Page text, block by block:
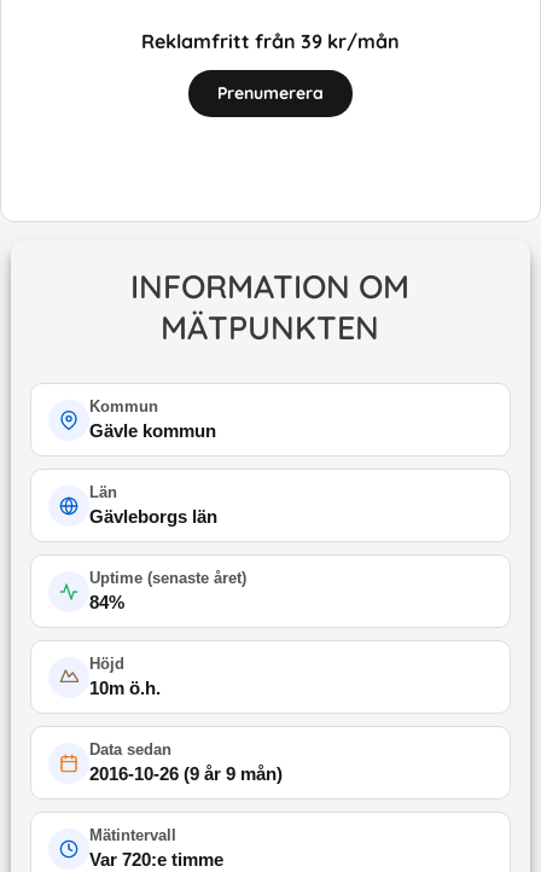
Reklamfritt från 39 kr/mån
Prenumerera
INFORMATION OM
MÄTPUNKTEN
Kommun
Gävle kommun
Län
Gävleborgs län
Uptime (senaste året)
84%
Höjd
10m ö.h.
Data sedan
2016-10-26(9 år 9 mån)
Mätintervall
Var 720:e timme